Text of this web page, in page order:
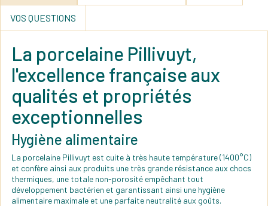
VOS QUESTIONS
La porcelaine Pillivuyt,
l'excellence française aux
qualités et propriétés
exceptionnelles
Hygiène alimentaire
La porcelaine Pillivuyt est cuite à très haute température (1400°C)
et confère ainsi aux produits une très grande résistance aux chocs
thermiques, une totale non-porosité empêchant tout
développement bactérien et garantissant ainsi une hygiène
alimentaire maximale et une parfaite neutralité aux goûts.